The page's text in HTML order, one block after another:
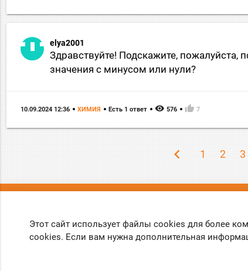
elya2001
Здравствуйте! Подскажите,
значения с минусом или нули?
10.09.2024 12:36 ХИМИЯ Есть 1 ответ remove_red_eye 576 thumb_up 7
chevron_left 1 2 3
О проекте
Правила
Этот сайт использует файлы cookies для более
cookies. Если вам нужна дополнительная